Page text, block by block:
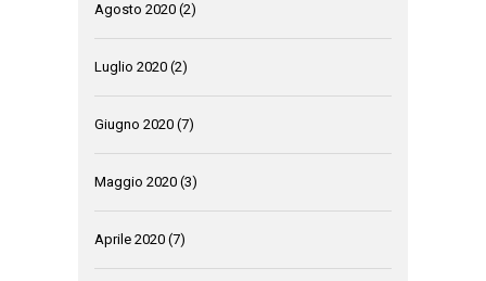
Agosto 2020 (2)
Luglio 2020 (2)
Giugno 2020 (7)
Maggio 2020 (3)
Aprile 2020 (7)